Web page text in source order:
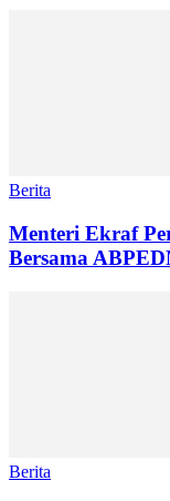
Berita
Menteri Ekraf
Bersama
Berita